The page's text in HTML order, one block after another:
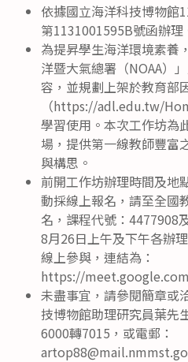
依據國立海洋科技博物館
第1131001595B號函辦理
為提昇學生海洋環境素養
洋暨大氣總署（NOAA）
容，並規劃上架於教育部
（https://adl.edu.tw/
學習使用。本次工作坊為
場，提供第一線教師豐富
與構思。
前開工作坊辦理時間及地
動採線上報名，請至全國
名，課程代號：4477908
8月26日上午及下午各辦
線上參與，連結為：
https://
未盡事宜，請參閱簡章或
技博物館助理研究員葉先
6000轉7015，或電郵：